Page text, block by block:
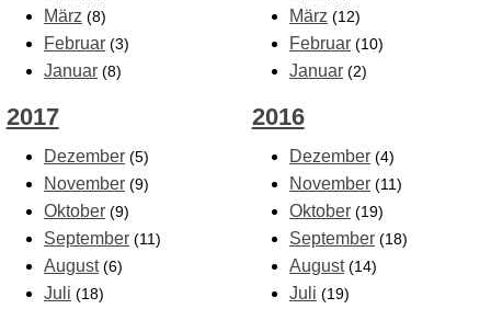
März (8)
Februar (3)
Januar (8)
März (12)
Februar (10)
Januar (2)
2017
Dezember (5)
November (9)
Oktober (9)
September (11)
August (6)
Juli (18)
2016
Dezember (4)
November (11)
Oktober (19)
September (18)
August (14)
Juli (19)